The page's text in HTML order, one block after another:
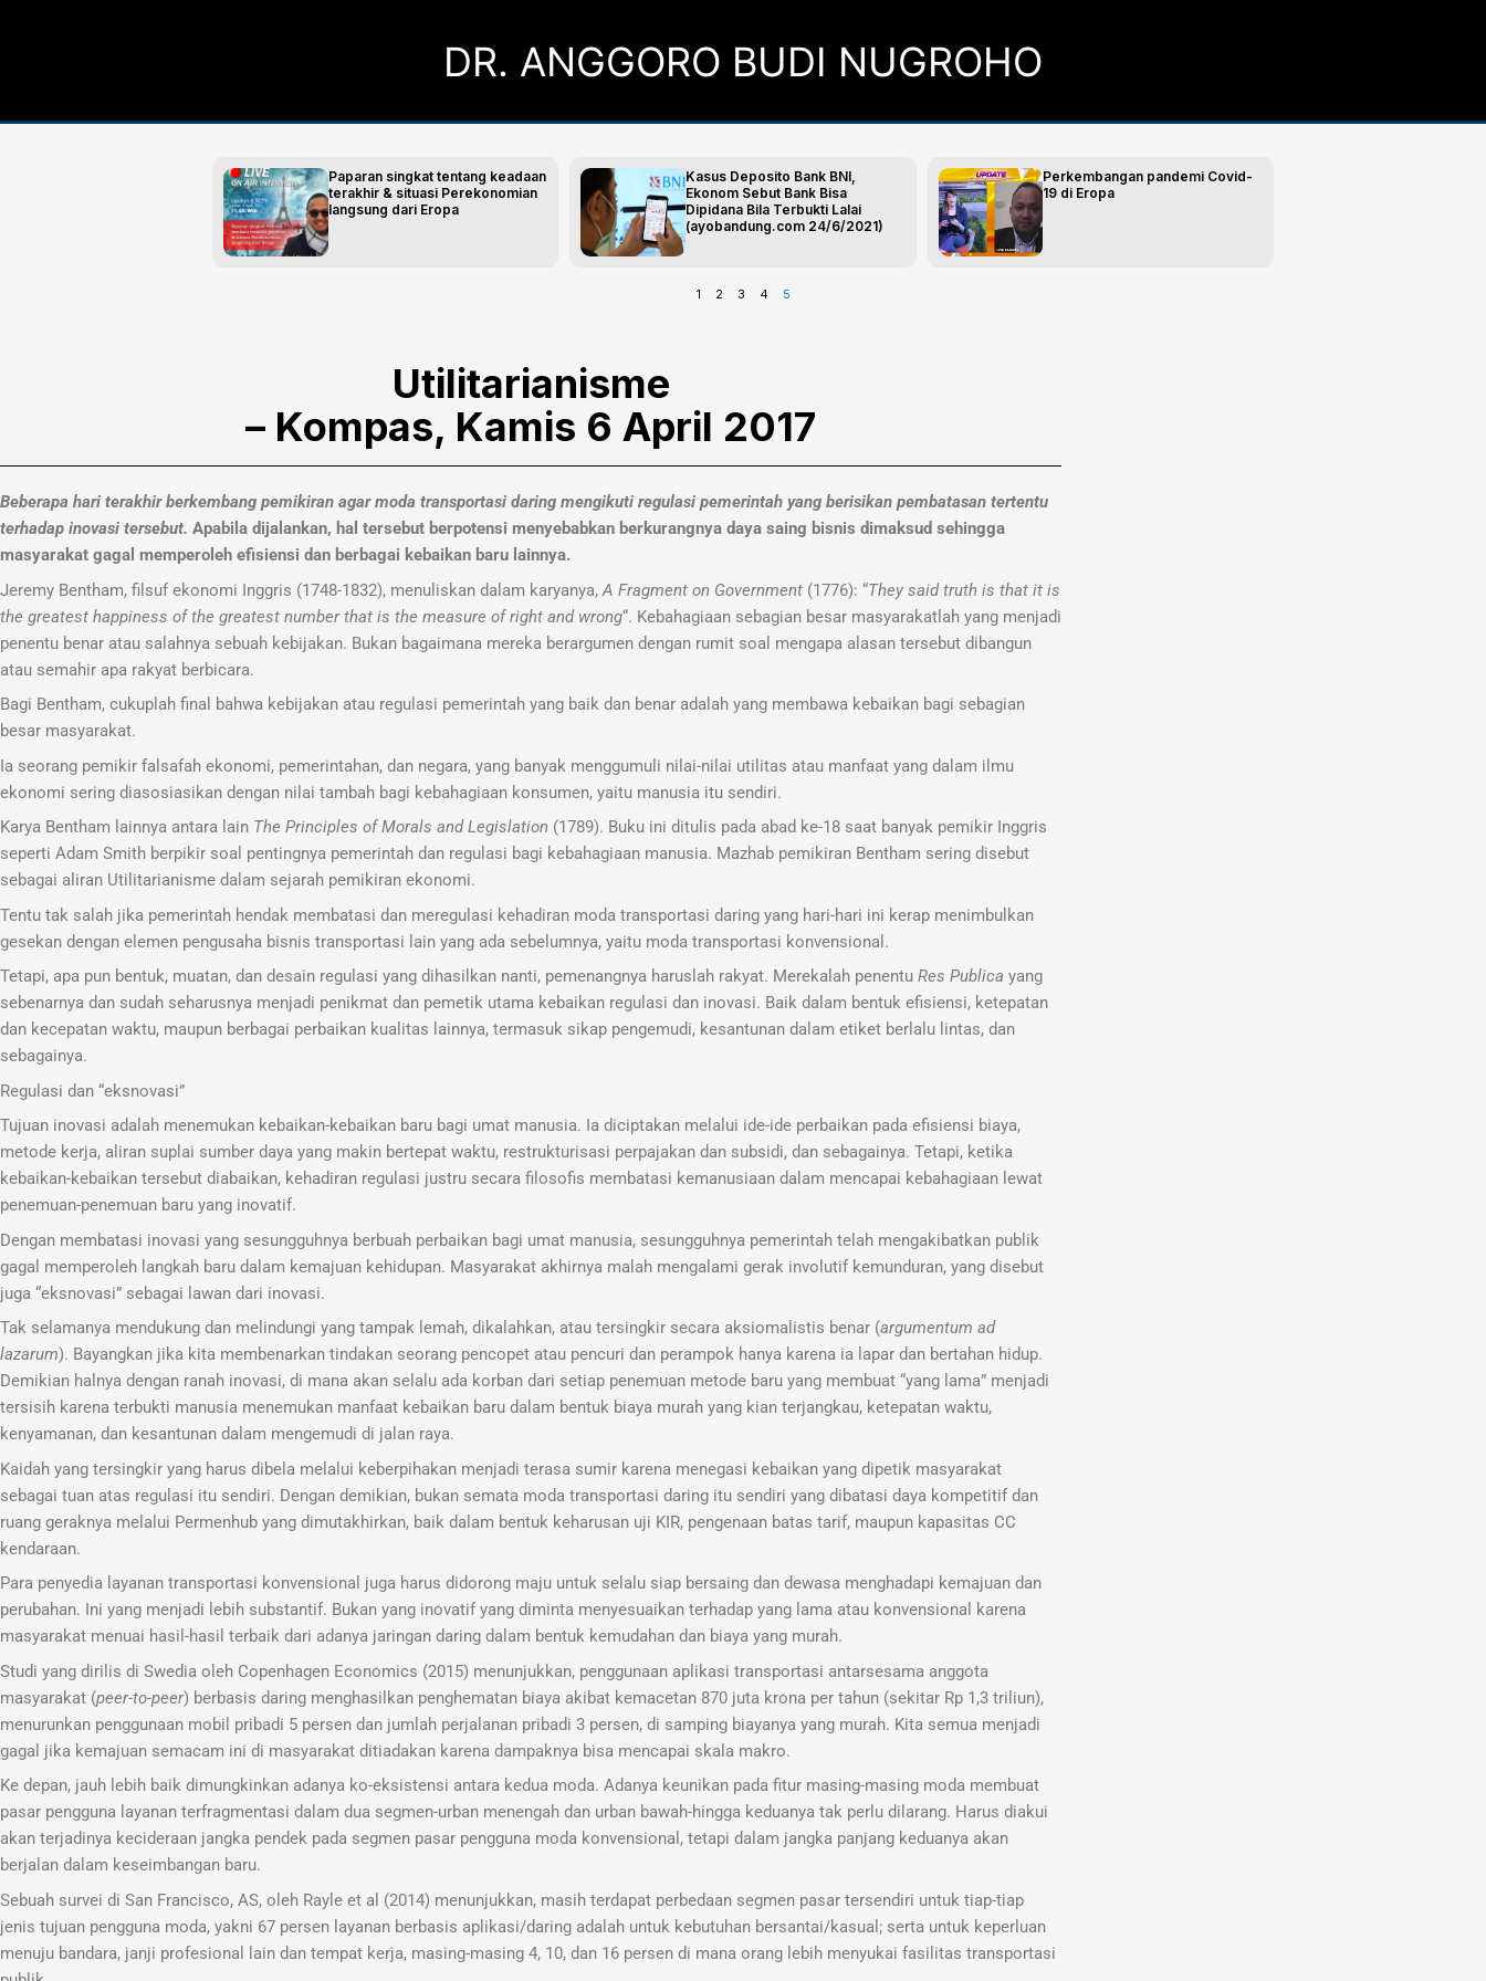
DR. ANGGORO BUDI NUGROHO
Paparan singkat tentang keadaan
terakhir & situasi Perekonomian
langsung dari Eropa
Kasus Deposito Bank BNI,
Ekonom Sebut Bank Bisa
Dipidana Bila Terbukti Lalai
(ayobandung.com 24/6/2021)
Perkembangan pandemi Covid-
19 di Eropa
1
Page
2
Page
3
Page
4
Page
5
Utilitarianisme
– Kompas, Kamis 6 April 2017
Beberapa hari terakhir berkembang pemikiran agar moda transportasi daring mengikuti regulasi pemerintah yang berisikan pembatasan tertentu
terhadap inovasi tersebut. Apabila dijalankan, hal tersebut berpotensi menyebabkan berkurangnya daya saing bisnis dimaksud sehingga
masyarakat gagal memperoleh efisiensi dan berbagai kebaikan baru lainnya.
Jeremy Bentham, filsuf ekonomi Inggris (1748-1832), menuliskan dalam karyanya, A Fragment on Government (1776): “They said truth is that it is
the greatest happiness of the greatest number that is the measure of right and wrong“. Kebahagiaan sebagian besar masyarakatlah yang menjadi
penentu benar atau salahnya sebuah kebijakan. Bukan bagaimana mereka berargumen dengan rumit soal mengapa alasan tersebut dibangun
atau semahir apa rakyat berbicara.
Bagi Bentham, cukuplah final bahwa kebijakan atau regulasi pemerintah yang baik dan benar adalah yang membawa kebaikan bagi sebagian
besar masyarakat.
Ia seorang pemikir falsafah ekonomi, pemerintahan, dan negara, yang banyak menggumuli nilai-nilai utilitas atau manfaat yang dalam ilmu
ekonomi sering diasosiasikan dengan nilai tambah bagi kebahagiaan konsumen, yaitu manusia itu sendiri.
Karya Bentham lainnya antara lain The Principles of Morals and Legislation (1789). Buku ini ditulis pada abad ke-18 saat banyak pemikir Inggris
seperti Adam Smith berpikir soal pentingnya pemerintah dan regulasi bagi kebahagiaan manusia. Mazhab pemikiran Bentham sering disebut
sebagai aliran Utilitarianisme dalam sejarah pemikiran ekonomi.
Tentu tak salah jika pemerintah hendak membatasi dan meregulasi kehadiran moda transportasi daring yang hari-hari ini kerap menimbulkan
gesekan dengan elemen pengusaha bisnis transportasi lain yang ada sebelumnya, yaitu moda transportasi konvensional.
Tetapi, apa pun bentuk, muatan, dan desain regulasi yang dihasilkan nanti, pemenangnya haruslah rakyat. Merekalah penentu Res Publica yang
sebenarnya dan sudah seharusnya menjadi penikmat dan pemetik utama kebaikan regulasi dan inovasi. Baik dalam bentuk efisiensi, ketepatan
dan kecepatan waktu, maupun berbagai perbaikan kualitas lainnya, termasuk sikap pengemudi, kesantunan dalam etiket berlalu lintas, dan
sebagainya.
Regulasi dan “eksnovasi”
Tujuan inovasi adalah menemukan kebaikan-kebaikan baru bagi umat manusia. Ia diciptakan melalui ide-ide perbaikan pada efisiensi biaya,
metode kerja, aliran suplai sumber daya yang makin bertepat waktu, restrukturisasi perpajakan dan subsidi, dan sebagainya. Tetapi, ketika
kebaikan-kebaikan tersebut diabaikan, kehadiran regulasi justru secara filosofis membatasi kemanusiaan dalam mencapai kebahagiaan lewat
penemuan-penemuan baru yang inovatif.
Dengan membatasi inovasi yang sesungguhnya berbuah perbaikan bagi umat manusia, sesungguhnya pemerintah telah mengakibatkan publik
gagal memperoleh langkah baru dalam kemajuan kehidupan. Masyarakat akhirnya malah mengalami gerak involutif kemunduran, yang disebut
juga “eksnovasi” sebagai lawan dari inovasi.
Tak selamanya mendukung dan melindungi yang tampak lemah, dikalahkan, atau tersingkir secara aksiomalistis benar (argumentum ad
lazarum). Bayangkan jika kita membenarkan tindakan seorang pencopet atau pencuri dan perampok hanya karena ia lapar dan bertahan hidup.
Demikian halnya dengan ranah inovasi, di mana akan selalu ada korban dari setiap penemuan metode baru yang membuat “yang lama” menjadi
tersisih karena terbukti manusia menemukan manfaat kebaikan baru dalam bentuk biaya murah yang kian terjangkau, ketepatan waktu,
kenyamanan, dan kesantunan dalam mengemudi di jalan raya.
Kaidah yang tersingkir yang harus dibela melalui keberpihakan menjadi terasa sumir karena menegasi kebaikan yang dipetik masyarakat
sebagai tuan atas regulasi itu sendiri. Dengan demikian, bukan semata moda transportasi daring itu sendiri yang dibatasi daya kompetitif dan
ruang geraknya melalui Permenhub yang dimutakhirkan, baik dalam bentuk keharusan uji KIR, pengenaan batas tarif, maupun kapasitas CC
kendaraan.
Para penyedia layanan transportasi konvensional juga harus didorong maju untuk selalu siap bersaing dan dewasa menghadapi kemajuan dan
perubahan. Ini yang menjadi lebih substantif. Bukan yang inovatif yang diminta menyesuaikan terhadap yang lama atau konvensional karena
masyarakat menuai hasil-hasil terbaik dari adanya jaringan daring dalam bentuk kemudahan dan biaya yang murah.
Studi yang dirilis di Swedia oleh Copenhagen Economics (2015) menunjukkan, penggunaan aplikasi transportasi antarsesama anggota
masyarakat (peer-to-peer) berbasis daring menghasilkan penghematan biaya akibat kemacetan 870 juta krona per tahun (sekitar Rp 1,3 triliun),
menurunkan penggunaan mobil pribadi 5 persen dan jumlah perjalanan pribadi 3 persen, di samping biayanya yang murah. Kita semua menjadi
gagal jika kemajuan semacam ini di masyarakat ditiadakan karena dampaknya bisa mencapai skala makro.
Ke depan, jauh lebih baik dimungkinkan adanya ko-eksistensi antara kedua moda. Adanya keunikan pada fitur masing-masing moda membuat
pasar pengguna layanan terfragmentasi dalam dua segmen-urban menengah dan urban bawah-hingga keduanya tak perlu dilarang. Harus diakui
akan terjadinya kecideraan jangka pendek pada segmen pasar pengguna moda konvensional, tetapi dalam jangka panjang keduanya akan
berjalan dalam keseimbangan baru.
Sebuah survei di San Francisco, AS, oleh Rayle et al (2014) menunjukkan, masih terdapat perbedaan segmen pasar tersendiri untuk tiap-tiap
jenis tujuan pengguna moda, yakni 67 persen layanan berbasis aplikasi/daring adalah untuk kebutuhan bersantai/kasual; serta untuk keperluan
menuju bandara, janji profesional lain dan tempat kerja, masing-masing 4, 10, dan 16 persen di mana orang lebih menyukai fasilitas transportasi